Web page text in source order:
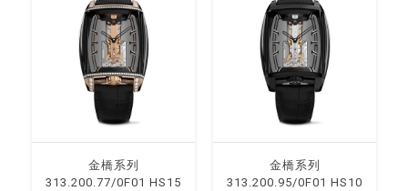
⾦橋系列
313.200.77/0F01 HS15
⾦橋系列
313.200.95/0F01 HS10